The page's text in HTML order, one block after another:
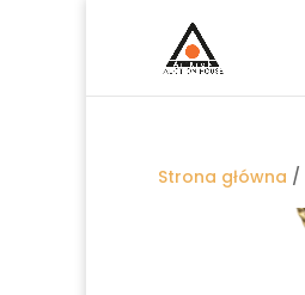
Strona główna /